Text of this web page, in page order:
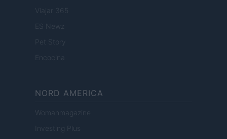
Viajar 365
ES Newz
Pet Story
Encocina
NORD AMERICA
Womanmagazine
Investing Plus